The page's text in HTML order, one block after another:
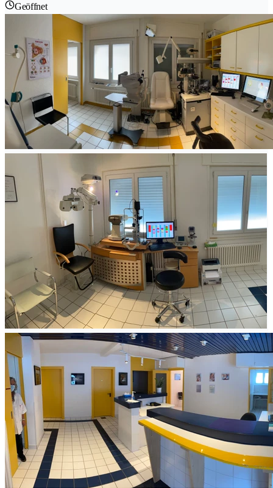
Geöffnet